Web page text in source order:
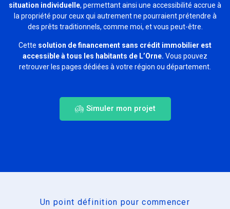
situation individuelle, permettant ainsi une accessibilité accrue à
la propriété pour ceux qui autrement ne pourraient prétendre à
des prêts traditionnels, comme moi, et vous peut-être.
Cette solution de financement sans crédit immobilier est
accessible à tous les habitants de L’Orne. Vous pouvez
retrouver les pages dédiées à votre région ou département.
Simuler mon projet
Un point définition pour commencer